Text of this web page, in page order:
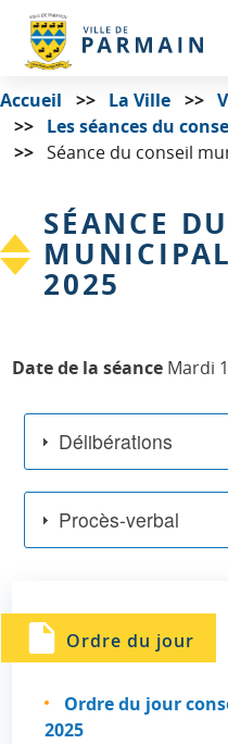
Accueil La Ville
Les séances du
Séance du conseil
SÉANCE
2025
Date de la séance Mardi
Délibérations
Procès-verbal
Ordre du jour
Ordre du jour
2025